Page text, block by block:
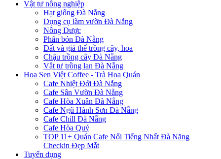
Vật tư nông nghiệp
Hạt giống Đà Nẵng
Dụng cụ làm vườn Đà Nẵng
Nông Dược
Phân bón Đà Nẵng
Đất và giá thể trồng cây, hoa
Chậu trồng cây Đà Nẵng
Vật tư trồng lan Đà Nẵng
Hoa Sen Việt Coffee - Trà Hoa Quán
Cafe Nhiệt Đới Đà Nẵng
Cafe Sân Vườn Đà Nẵng
Cafe Hòa Xuân Đà Nẵng
Cafe Ngũ Hành Sơn Đà Nẵng
Cafe Chill Đà Nẵng
Cafe Hòa Quý
TOP 11+ Quán Cafe Nổi Tiếng Nhất Đà Năng
Checkin Đẹp Mắt
Tuyển dụng